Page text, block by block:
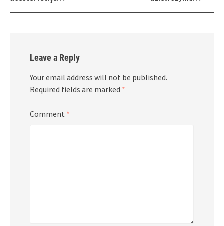
Leave a Reply
Your email address will not be published.
Required fields are marked *
Comment *